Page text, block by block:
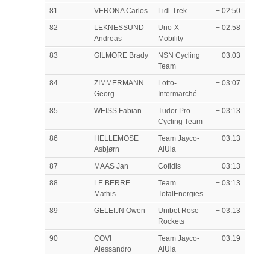
81 VERONA Carlos Lidl-Trek
+ 02:50
82
LEKNESSUND
Andreas
Uno-X
Mobility
+ 02:58
83 GILMORE Brady
NSN Cycling
Team
+ 03:03
84
ZIMMERMANN
Georg
Lotto-
Intermarché
+ 03:07
85 WEISS Fabian
Tudor Pro
Cycling Team
+ 03:13
86
HELLEMOSE
Asbjørn
Team Jayco-
AlUla
+ 03:13
87 MAAS Jan Cofidis
+ 03:13
88
LE BERRE
Mathis
Team
TotalEnergies
+ 03:13
89 GELEIJN Owen
Unibet Rose
Rockets
+ 03:13
90
COVI
Alessandro
Team Jayco-
AlUla
+ 03:19